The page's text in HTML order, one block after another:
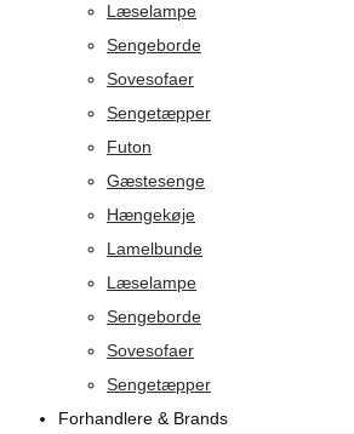
Læselampe
Sengeborde
Sovesofaer
Sengetæpper
Futon
Gæstesenge
Hængekøje
Lamelbunde
Læselampe
Sengeborde
Sovesofaer
Sengetæpper
Forhandlere & Brands